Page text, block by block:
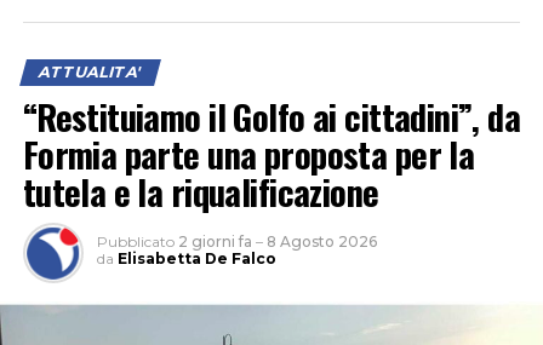
ATTUALITA'
“Restituiamo il Golfo ai cittadini”, da
Formia parte una proposta per la
tutela e la riqualificazione
Pubblicato 2 giorni fa – 8 Agosto 2026
da Elisabetta De Falco